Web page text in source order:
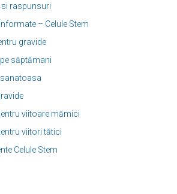
si raspunsuri
– Celule Stem
gravide
săptămani
viitoare mămici
viitori tătici
Celule Stem